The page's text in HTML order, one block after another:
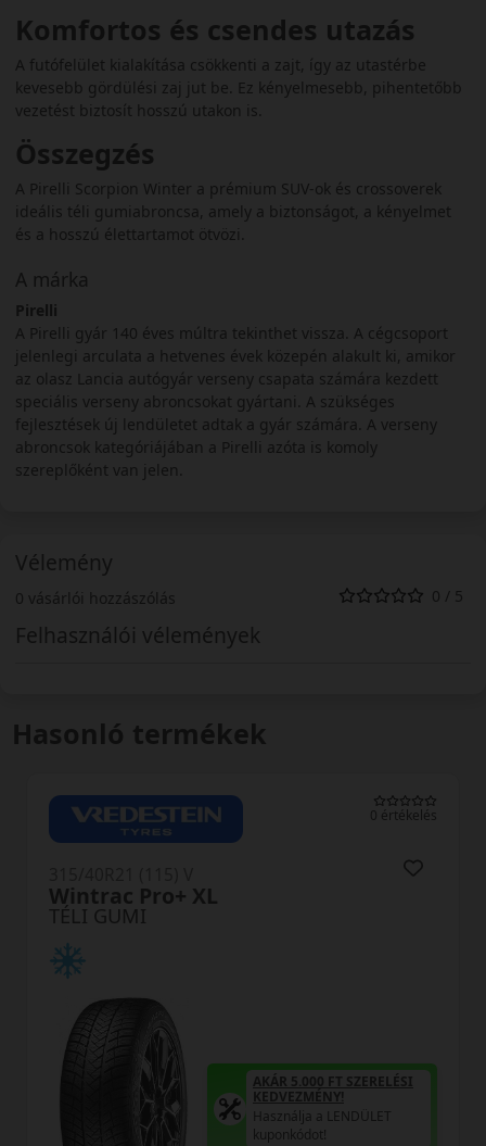
Komfortos és csendes utazás
A futófelület kialakítása csökkenti a zajt, így az utastérbe
kevesebb gördülési zaj jut be. Ez kényelmesebb, pihentetőbb
vezetést biztosít hosszú utakon is.
Összegzés
A Pirelli Scorpion Winter a prémium SUV-ok és crossoverek
ideális téli gumiabroncsa, amely a biztonságot, a kényelmet
és a hosszú élettartamot ötvözi.
A márka
Pirelli
A Pirelli gyár 140 éves múltra tekinthet vissza. A cégcsoport
jelenlegi arculata a hetvenes évek közepén alakult ki, amikor
az olasz Lancia autógyár verseny csapata számára kezdett
speciális verseny abroncsokat gyártani. A szükséges
fejlesztések új lendületet adtak a gyár számára. A verseny
abroncsok kategóriájában a Pirelli azóta is komoly
szereplőként van jelen.
Vélemény
0 vásárlói hozzászólás 0 / 5
Felhasználói vélemények
Hasonló termékek
0 értékelés
TÉLI GUMI
W330A XL
AKÁR 5.000 FT SZERELÉSI
KEDVEZMÉNY!
Használja a LENDÜLET
kuponkódot!